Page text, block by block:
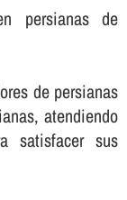
persianas de
de persianas
atendiendo
satisfacer sus